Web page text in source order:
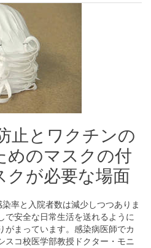
止とワクチンの
めのマスクの付
クが必要な場面
率と入院者数は減少しつつありま
で安全な日常生活を送れるように
がまっています。感染病医師でカ
スコ校医学部教授ドクター・モニ